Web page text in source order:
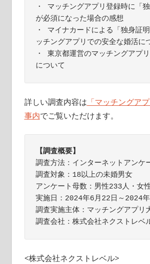
・ マッチングアプリ登録時に「独
が必須になった場合の感想
・ マイナカードによる「独身証
ッチングアプリでの安全な婚活に
・ 東京都運営のマッチングアプ
について
詳しい調査内容は 「マッチングア
事内でご覧いただけます。
【調査概要】
調査方法：インターネットアンケ
調査対象：18以上の未婚男女
アンケート母数：男性233人・女
実施日：2024年6月22日～2024
調査実施主体：マッチングアプリ
調査会社：株式会社ネクストレベ
<株式会社ネクストレベル>